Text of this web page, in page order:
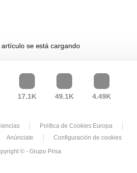
artículo se está cargando
17.1K 49.1K 4.49K
Política de Cookies Europa
Anúnciate
Configuración de cookies
© - Grupo Prisa